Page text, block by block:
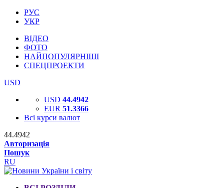
РУС
УКР
ВІДЕО
ФОТО
НАЙПОПУЛЯРНІШІ
СПЕЦПРОЕКТИ
USD
USD 44.4942
EUR 51.3366
Всі курси валют
44.4942
Авторизація
Пошук
RU